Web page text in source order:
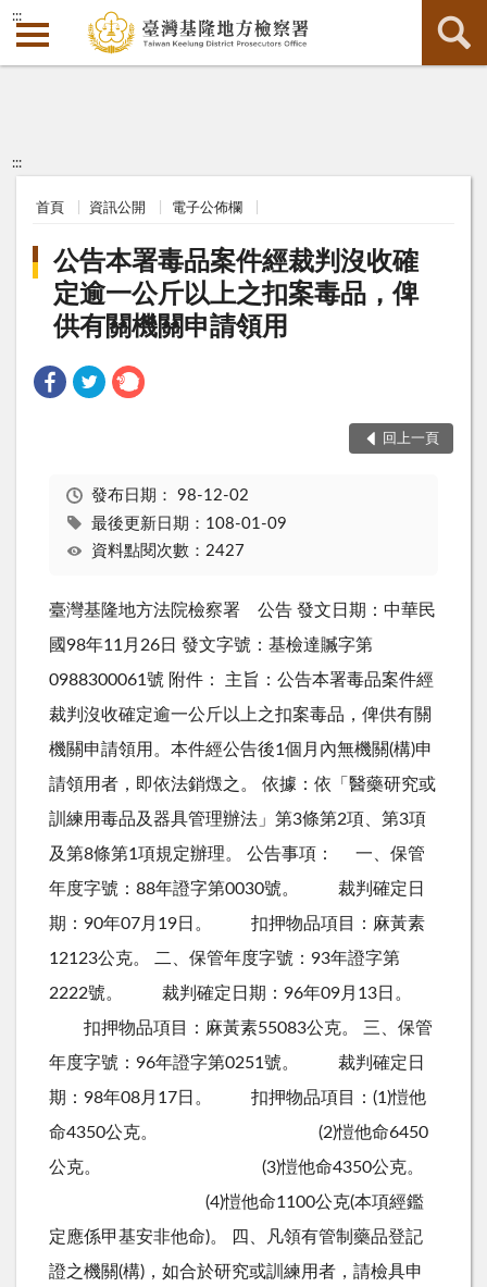
:::
:::
首頁 資訊公開 電子公佈欄
公告本署毒品案件經裁判沒收確
定逾一公斤以上之扣案毒品，俾
供有關機關申請領用
回上一頁
發布日期： 98-12-02
最後更新日期：108-01-09
資料點閱次數：2427
臺灣基隆地方法院檢察署 公告 發文日期：中華民
國98年11月26日 發文字號：基檢達贓字第
0988300061號 附件： 主旨：公告本署毒品案件經
裁判沒收確定逾一公斤以上之扣案毒品，俾供有關
機關申請領用。本件經公告後1個月內無機關(構)申
請領用者，即依法銷燬之。 依據：依「醫藥研究或
訓練用毒品及器具管理辦法」第3條第2項、第3項
及第8條第1項規定辦理。 公告事項： 一、保管
年度字號：88年證字第0030號。 裁判確定日
期：90年07月19日。 扣押物品項目：麻黃素
12123公克。 二、保管年度字號：93年證字第
2222號。 裁判確定日期：96年09月13日。
扣押物品項目：麻黃素55083公克。 三、保管
年度字號：96年證字第0251號。 裁判確定日
期：98年08月17日。 扣押物品項目：(1)愷他
命4350公克。 (2)愷他命6450
公克。 (3)愷他命4350公克。
(4)愷他命1100公克(本項經鑑
定應係甲基安非他命)。 四、凡領有管制藥品登記
證之機關(構)，如合於研究或訓練用者，請檢具申